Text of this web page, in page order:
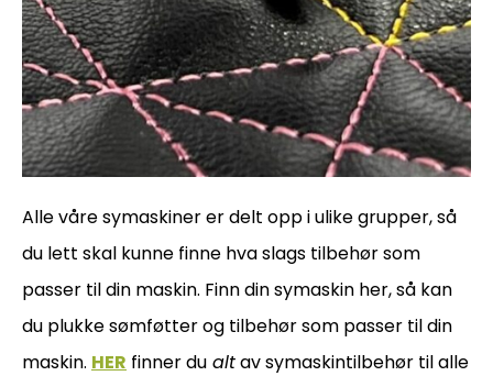
Alle våre symaskiner er delt opp i ulike grupper, så
du lett skal kunne finne hva slags tilbehør som
passer til din maskin. Finn din symaskin her, så kan
du plukke sømføtter og tilbehør som passer til din
maskin. HER finner du altav symaskintilbehør til alle